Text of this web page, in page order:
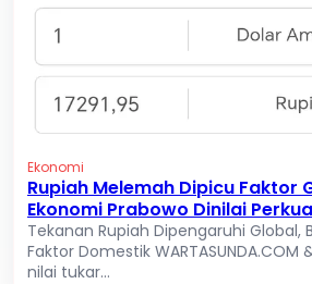
Ekonomi
Rupiah Melemah Dipicu Faktor
Ekonomi Prabowo Dinilai
Tekanan Rupiah Dipengaruhi Global,
Faktor Domestik WARTASUNDA.COM
nilai tukar...